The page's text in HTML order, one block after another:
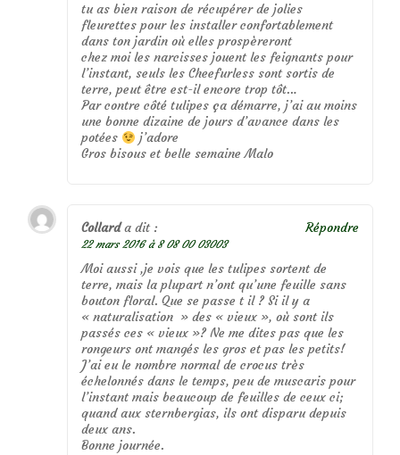
tu as bien raison de récupérer de jolies
fleurettes pour les installer confortablement
dans ton jardin où elles prospèreront
chez moi les narcisses jouent les feignants pour
l’instant, seuls les Cheefurless sont sortis de
terre, peut être est-il encore trop tôt…
Par contre côté tulipes ça démarre, j’ai au moins
une bonne dizaine de jours d’avance dans les
potées
j’adore
Gros bisous et belle semaine Malo
Collard a dit :
22 mars 2016 à 8 08 00 03003
Moi aussi ,je vois que les tulipes sortent de
terre, mais la plupart n’ont qu’une feuille sans
bouton floral. Que se passe t il ? Si il y a
« naturalisation » des « vieux », où sont ils
passés ces « vieux »? Ne me dites pas que les
rongeurs ont mangés les gros et pas les petits!
J’ai eu le nombre normal de crocus très
échelonnés dans le temps, peu de muscaris pour
l’instant mais beaucoup de feuilles de ceux ci;
quand aux sternbergias, ils ont disparu depuis
deux ans.
Bonne journée.
Répondre